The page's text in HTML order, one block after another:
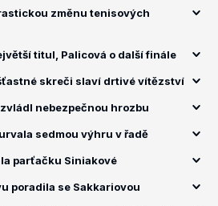
změnu tenisových
titul, Palicová o další finále
skreči slaví drtivé vítězství
nebezpečnou hrozbu
sedmou výhru v řadě
parťačku Siniakové
poradila se Sakkariovou